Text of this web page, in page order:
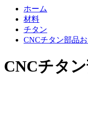
ホーム
材料
チタン
CNCチタン部品
CNCチタ